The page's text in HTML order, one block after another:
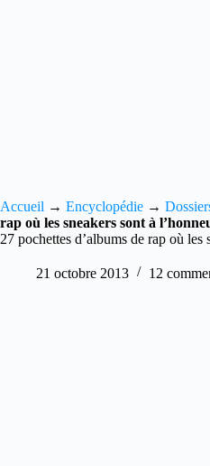
Accueil → Encyclopédie →
rap où les sneakers sont à
27 pochettes d’albums de rap où les
21 octobre 2013 12